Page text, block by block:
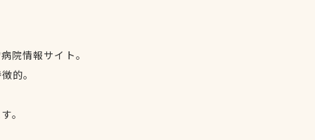
院情報サイト。
的。
。